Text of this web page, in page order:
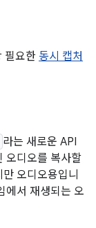
필요한 동시 캡처
라는 새로운 API
오디오를 복사할
오디오용입니
에서 재생되는 오